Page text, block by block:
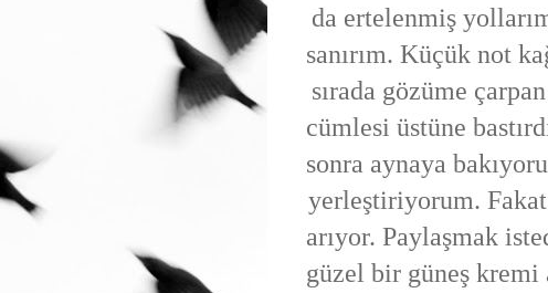
da ertelenmiş
sanırım. Küçük not
sırada gözüme
cümlesi üstüne
sonra aynaya
yerleştiriyorum.
arıyor. Paylaşmak
güzel bir güneş kremi